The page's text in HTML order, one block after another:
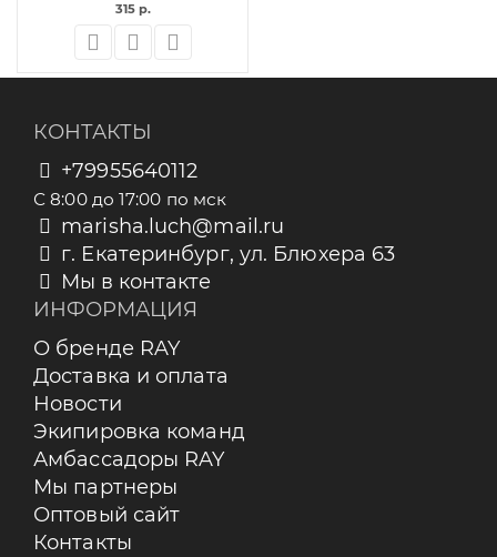
315 р.
КОНТАКТЫ
+79955640112
С 8:00 до 17:00 по мск
marisha.luch@mail.ru
г. Екатеринбург, ул. Блюхера 63
Мы в контакте
ИНФОРМАЦИЯ
О бренде RAY
Доставка и оплата
Новости
Экипировка команд
Амбассадоры RAY
Мы партнеры
Оптовый сайт
Контакты